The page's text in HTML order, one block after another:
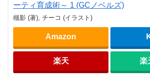
ーティ育成術～ 1 (GCノベルズ)
槻影 (著), チーコ (イラスト)
Amazon
楽天 楽